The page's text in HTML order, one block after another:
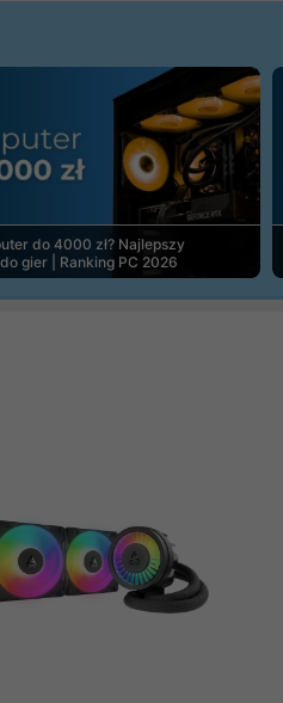
do 4000 zł? Najlepszy
gier | Ranking PC 2026